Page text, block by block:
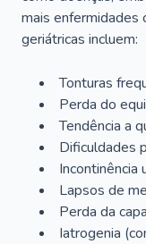
mais enfermidades
geriátricas incluem:
Tonturas
Perda do
Tendência a
Dificuldades
Incontinência
Lapsos de
Perda da
Iatrogenia